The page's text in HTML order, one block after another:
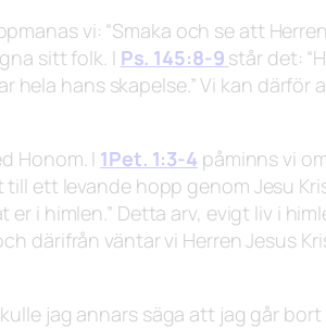
vi: “Smaka och se att
sitt folk. I Ps. 145:8-9 står det:
hela hans skapelse.”Vi kan därför
Honom. I 1Pet. 1:3-4 påminns vi
ett levande hopp genom Jesu
i himlen.” Detta arv, evigt liv i
därifrån väntar vi Herren Jesus
jag annars säga att jag går